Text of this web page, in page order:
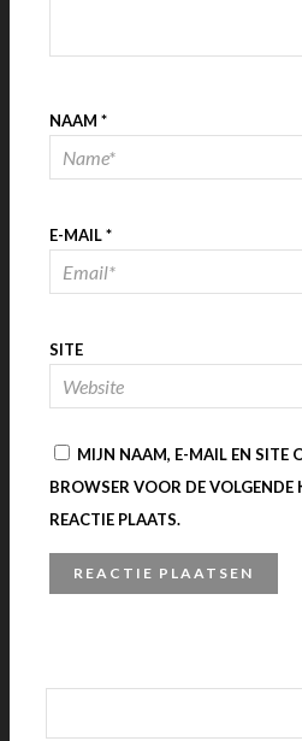
NAAM *
E-MAIL*
SITE
MIJN NAAM, E-MAIL EN SITE
BROWSER VOOR DE VOLGENDE
REACTIE PLAATS.